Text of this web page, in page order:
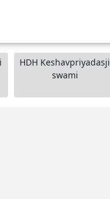
HDH Keshavpriyadasji
swami